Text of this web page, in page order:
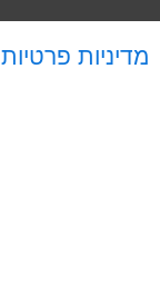
מדיניות פרטיות